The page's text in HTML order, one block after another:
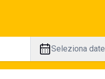
Seleziona date